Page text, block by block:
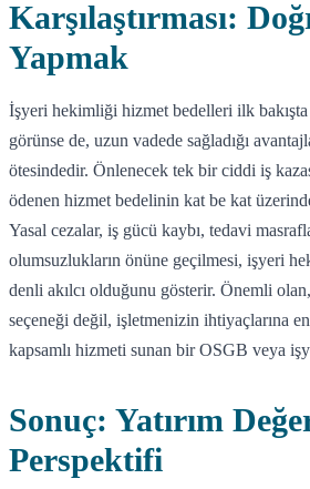
Karşılaştırması:
Yapmak
İşyeri hekimliği hizmet bedelleri ilk
görünse de, uzun vadede sağladığı
ötesindedir. Önlenecek tek bir ciddi iş
ödenen hizmet bedelinin kat be kat
Yasal cezalar, iş gücü kaybı, tedavi
olumsuzlukların önüne geçilmesi, işyeri
denli akılcı olduğunu gösterir. Önemli
seçeneği değil, işletmenizin ihtiyaçlarına
kapsamlı hizmeti sunan bir OSGB veya
Sonuç: Yatırım
Perspektifi